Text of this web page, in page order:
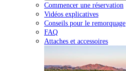
Commencer une réservation
Vidéos explicatives
Conseils pour le remorquage
FAQ
Attaches et accessoires